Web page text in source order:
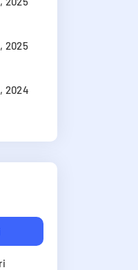
2025
2024